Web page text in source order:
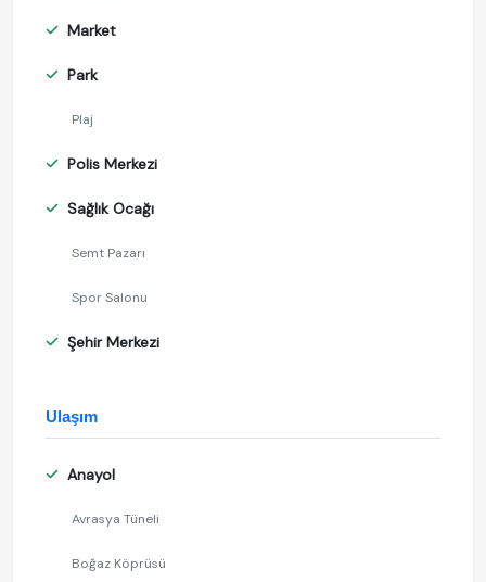
Market
Park
Plaj
Polis Merkezi
Sağlık Ocağı
Semt Pazarı
Spor Salonu
Şehir Merkezi
Ulaşım
Anayol
Avrasya Tüneli
Boğaz Köprüsü